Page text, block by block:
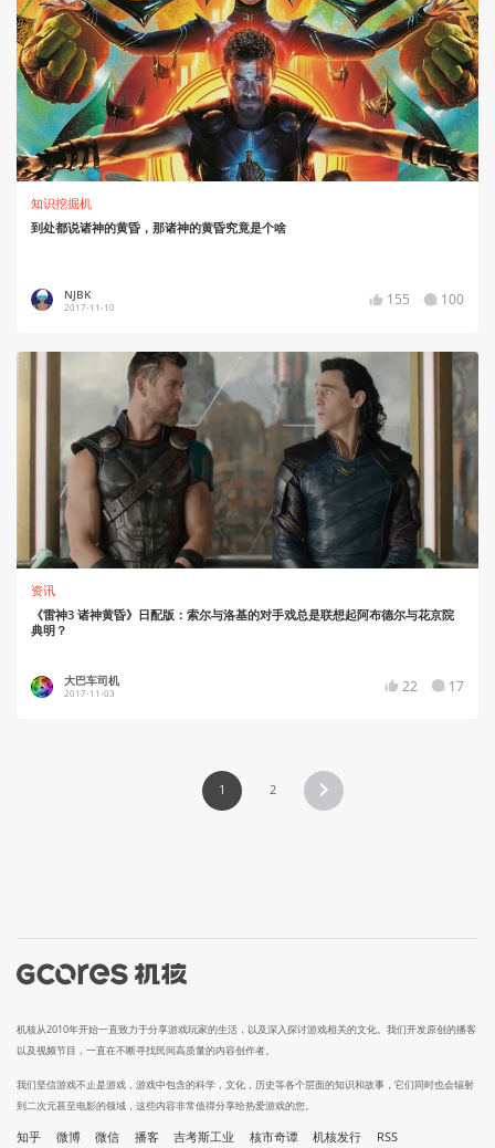
知识挖掘机
到处都说诸神的黄昏，那诸神的黄昏究竟是个啥
NJBK
2017-11-10 155 100
资讯
《雷神3 诸神黄昏》日配版：索尔与洛基的对手戏总是联想起阿布德尔与花京院
典明？
大巴车司机
2017-11-03 22 17
1 2
机核从2010年开始一直致力于分享游戏玩家的生活，以及深入探讨游戏相关的文化。我们开发原创的播客
以及视频节目，一直在不断寻找民间高质量的内容创作者。
我们坚信游戏不止是游戏，游戏中包含的科学，文化，历史等各个层面的知识和故事，它们同时也会辐射
到二次元甚至电影的领域，这些内容非常值得分享给热爱游戏的您。
知乎 微博 微信 播客 吉考斯工业 核市奇谭 机核发行 RSS